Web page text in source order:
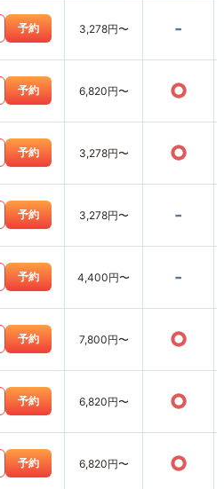
予約 3,278円〜 -
予約 6,820円〜 ○
予約 3,278円〜 ○
予約 3,278円〜 -
予約 4,400円〜 -
予約 7,800円〜 ○
予約 6,820円〜 ○
予約 6,820円〜 ○